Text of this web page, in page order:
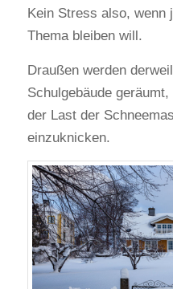
Kein Stress also, wenn
Thema bleiben will.
Draußen werden
Schulgebäude
der Last der
einzuknicken.